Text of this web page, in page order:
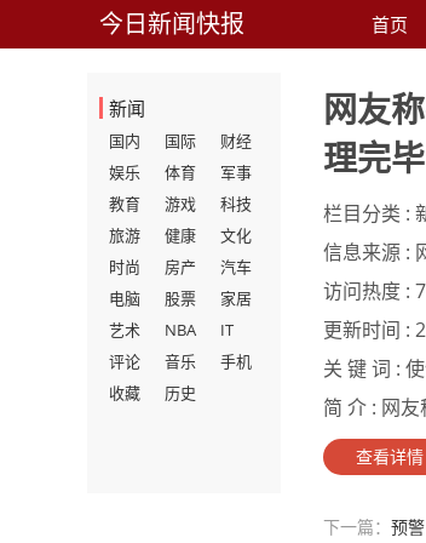
今日新闻快报 首页
新闻
国内 国际
财经
娱乐
体育
军事
教育
游戏
科技
旅游
健康
文化
时尚
房产
汽车
电脑
股票
家居
艺术
NBA
IT
评论
音乐
手机
收藏
历史
网友
理完毕
栏目分类 :
信息来源 :
访问热度 :
更新时间 :
关 键 词 :
简 介 : 网友
查看详情
下一篇： 预